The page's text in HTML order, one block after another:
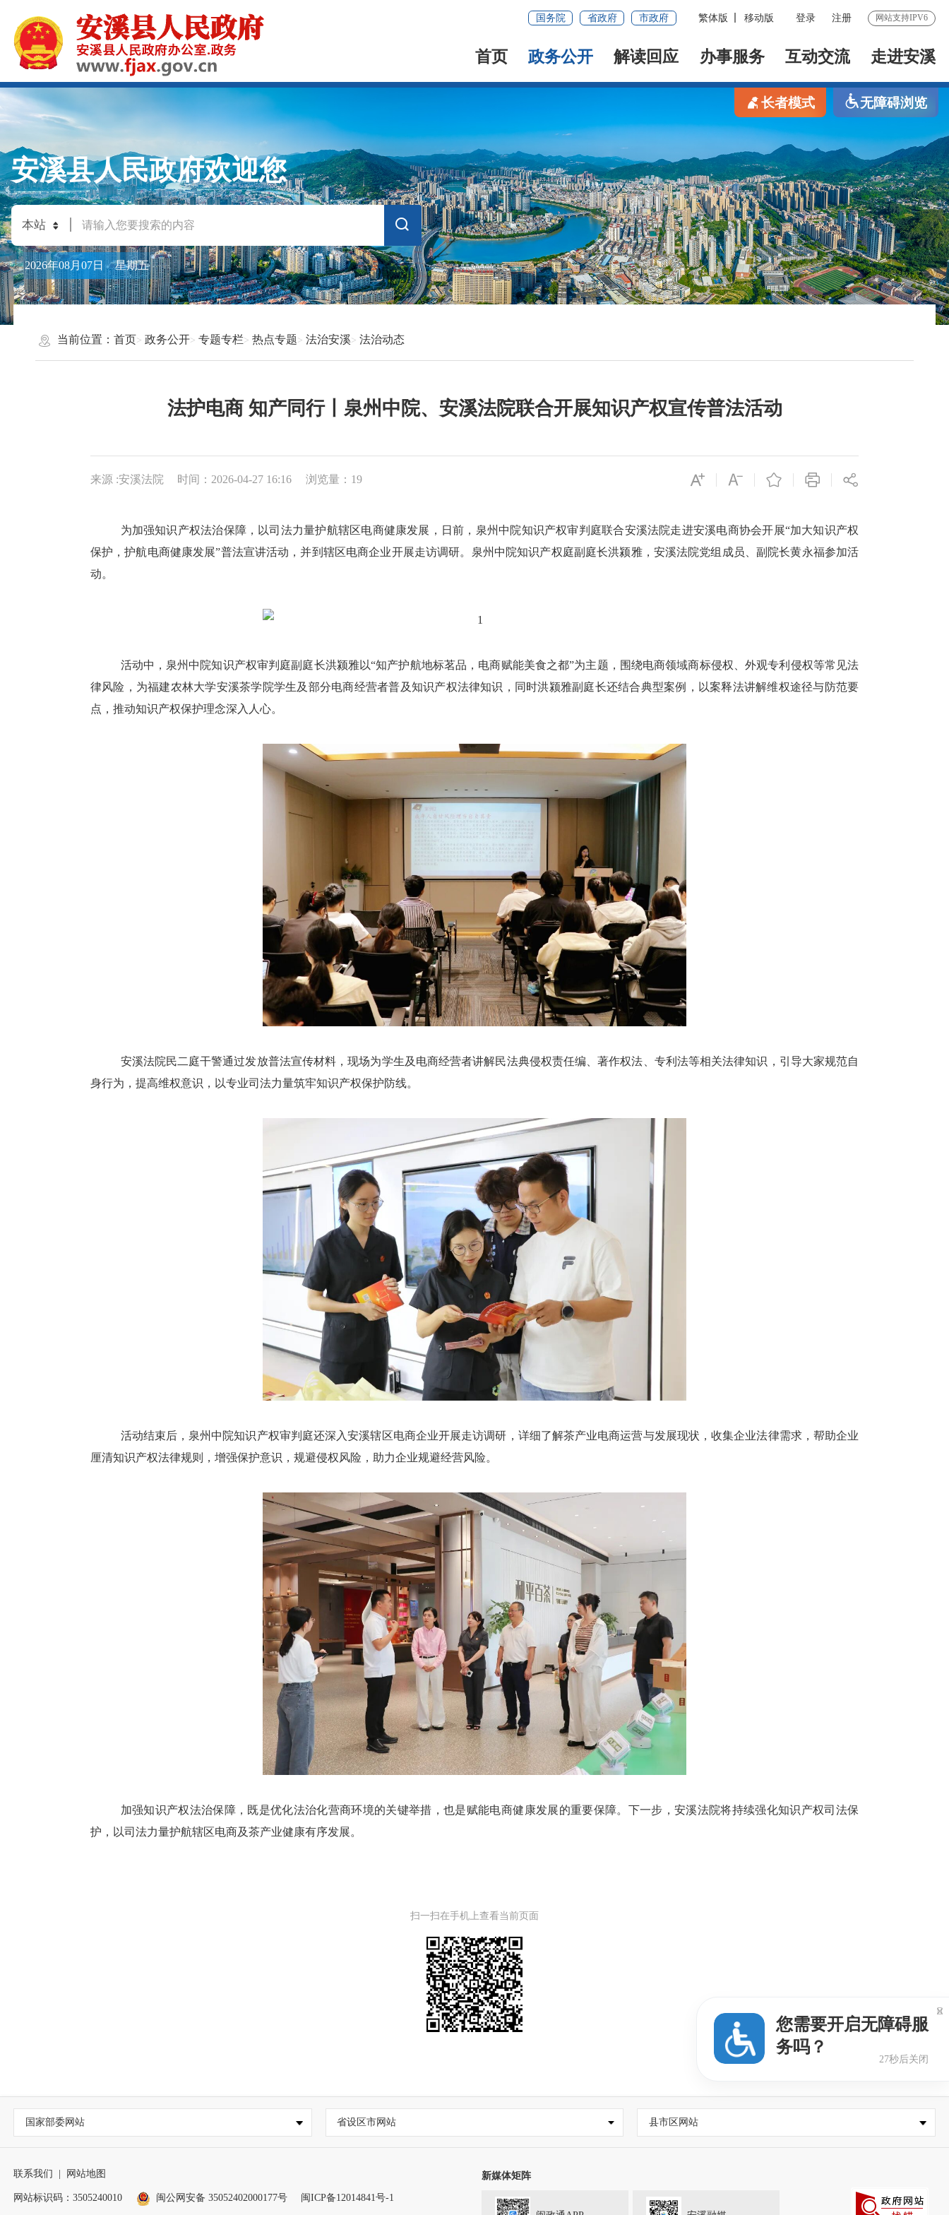
国务院 省政府 市政府 繁体版 移动版 登录 注册 网站支持IPV6
首页 政务公开 解读回应 办事服务 互动交流 走进安溪
长者模式 无障碍浏览
安溪县人民政府欢迎您
2026年08月07日 星期五
当前位置： 首页 政务公开 专题专栏 热点专题 法治安溪 法治动态
法护电商 知产同行丨泉州中院、安溪法院联合开展知识产权宣传普法活动
来源 :安溪法院 时间：2026-04-27 16:16 浏览量： 19
为加强知识产权法治保障，以司法力量护航辖区电商健康发展，日前，泉州中院知识产权审判庭联合安溪法院走进安溪电商协会开展“加大知识产权
保护，护航电商健康发展”普法宣讲活动，并到辖区电商企业开展走访调研。泉州中院知识产权庭副庭长洪颍雅，安溪法院党组成员、副院长黄永福参加活
动。
活动中，泉州中院知识产权审判庭副庭长洪颍雅以“知产护航地标茗品，电商赋能美食之都”为主题，围绕电商领域商标侵权、外观专利侵权等常见法
律风险，为福建农林大学安溪茶学院学生及部分电商经营者普及知识产权法律知识，同时洪颍雅副庭长还结合典型案例，以案释法讲解维权途径与防范要
点，推动知识产权保护理念深入人心。
安溪法院民二庭干警通过发放普法宣传材料，现场为学生及电商经营者讲解民法典侵权责任编、著作权法、专利法等相关法律知识，引导大家规范自
身行为，提高维权意识，以专业司法力量筑牢知识产权保护防线。
活动结束后，泉州中院知识产权审判庭还深入安溪辖区电商企业开展走访调研，详细了解茶产业电商运营与发展现状，收集企业法律需求，帮助企业
厘清知识产权法律规则，增强保护意识，规避侵权风险，助力企业规避经营风险。
加强知识产权法治保障，既是优化法治化营商环境的关键举措，也是赋能电商健康发展的重要保障。下一步，安溪法院将持续强化知识产权司法保
护，以司法力量护航辖区电商及茶产业健康有序发展。
扫一扫在手机上查看当前页面
国家部委网站 省设区市网站 县市区网站
联系我们 网站地图
网站标识码：3505240010 闽公网安备 35052402000177号 闽ICP备12014841号-1
新媒体矩阵
您需要开启无障碍服
务吗？
26秒后关闭
